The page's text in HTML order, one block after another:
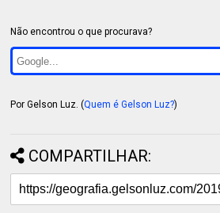
Não encontrou o que procurava?
Por Gelson Luz. (Quem é Gelson Luz?)
COMPARTILHAR: